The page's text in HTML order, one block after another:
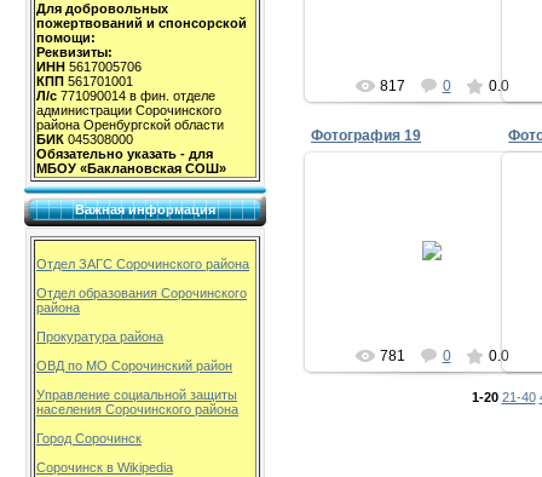
Для добровольных
пожертвований и спонсорской
помощи:
Реквизиты:
ИНН 5617005706
КПП 561701001
Л/с 771090014 в фин. отделе
администрации Сорочинского
района Оренбургской области
БИК 045308000
Обязательно указать - для
МБОУ «Баклановская СОШ»
Важная информация
Отдел ЗАГС Сорочинского района
Отдел образования Сорочинского
района
Прокуратура района
ОВД по МО Сорочинский район
Управление социальной защиты
населения Сорочинского района
Город Сорочинск
Сорочинск в Wikipedia
817 0 0.0
Фотография 19
781 0 0.0
1-20 21-40